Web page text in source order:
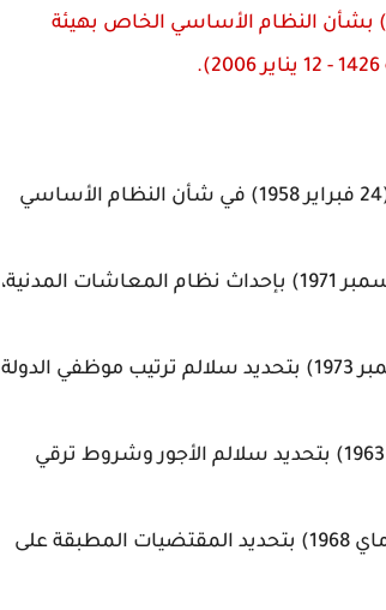
مرسوم رقم 72-05-2 صادر في 29 من شوال 1426 (2 ديسمبر 2005) بشأن النظام الأساسي الخاص بهيئة
.
بناء على الظهير الشريف رقم 008-58-1 الصادر في 4 شعبان 1377 (24 فبراير 1958) في شأن النظام الأساسي
وعلى القانون رقم 71-001 الصادر في 12 من ذي القعدة 1391 (30 ديسمبر 1971) بإحداث نظام المعاشات المدنية،
وعلى المرسوم رقم 722-73-2 الصادر في 6 ذي الحجة 1393 (31 ديسمبر 1973) بتحديد سلالم ترتيب موظفي الدولة
وعلى المرسوم رقم 344-62-2 الصادر في 15 من صفر 1383 (8 يوليو 1963) بتحديد سلالم الأجور وشروط ترقي
وعلى المرسوم الملكي رقم 68-62 الصادر في 19 من صفر 1388 (17 ماي 1968) بتحديد المقتضيات المطبقة على